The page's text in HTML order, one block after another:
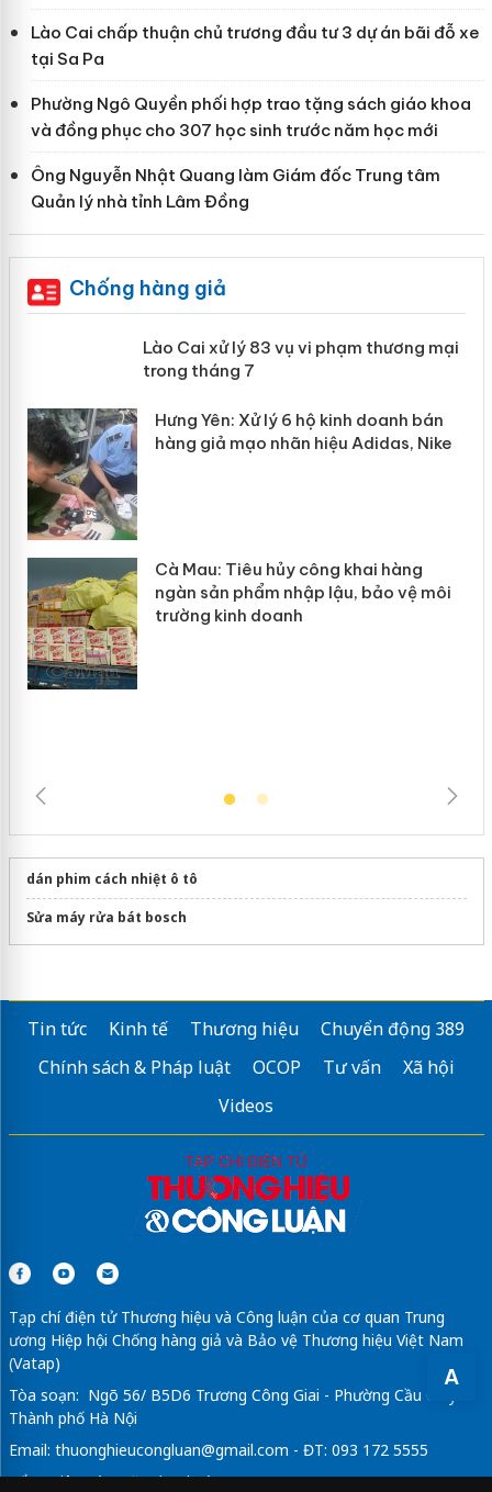
A
Lào Cai chấp thuận chủ trương đầu tư 3 dự án bãi đỗ xe
tại Sa Pa
Phường Ngô Quyền phối hợp trao tặng sách giáo khoa
và đồng phục cho 307 học sinh trước năm học mới
Ông Nguyễn Nhật Quang làm Giám đốc Trung tâm
Quản lý nhà tỉnh Lâm Đồng
Chống hàng giả
Lào Cai xử lý 83 vụ vi phạm thương
mại trong tháng 7
dán phim cách nhiệt ô tô
Sửa máy rửa bát bosch
Tin tức Kinh tế Thương hiệu
Chuyển động 389
Chính sách & Pháp luật
OCOP Tư vấn
Xã hội
Videos
Tạp chí điện tử Thương hiệu và Công luận của cơ quan Trung
ương Hiệp hội Chống hàng giả và Bảo vệ Thương hiệu Việt Nam
(Vatap)
Tòa soạn: Ngõ 56/ B5D6 Trương Công Giai - Phường Cầu Giấy -
Thành phố Hà Nội
Email: thuonghieucongluan@gmail.com - ĐT: 093 172 5555
Tổng Biên Tập: Vũ Đức Thuận